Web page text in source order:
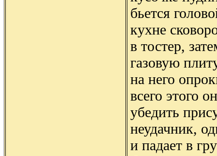
бьется
кухне
в тостер,
газовую
на него
всего этого
убедить
неудачник,
и падает в